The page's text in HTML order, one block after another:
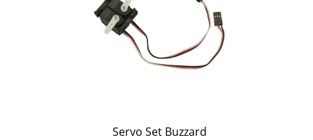
Servo Set Buzzard